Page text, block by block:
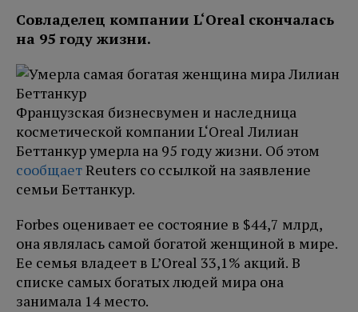
Совладелец компании L‘Oreal скончалась
на 95 году жизни.
Французская бизнесвумен и наследница
косметической компании L‘Oreal Лилиан
Беттанкур умерла на 95 году жизни. Об этом
сообщаетReuters со ссылкой на заявление
семьи Беттанкур.
Forbes оценивает ее состояние в $44,7 млрд,
она являлась самой богатой женщиной в мире.
Ее семья владеет в L’Oreal 33,1% акций. В
списке самых богатых людей мира она
занимала 14 место.